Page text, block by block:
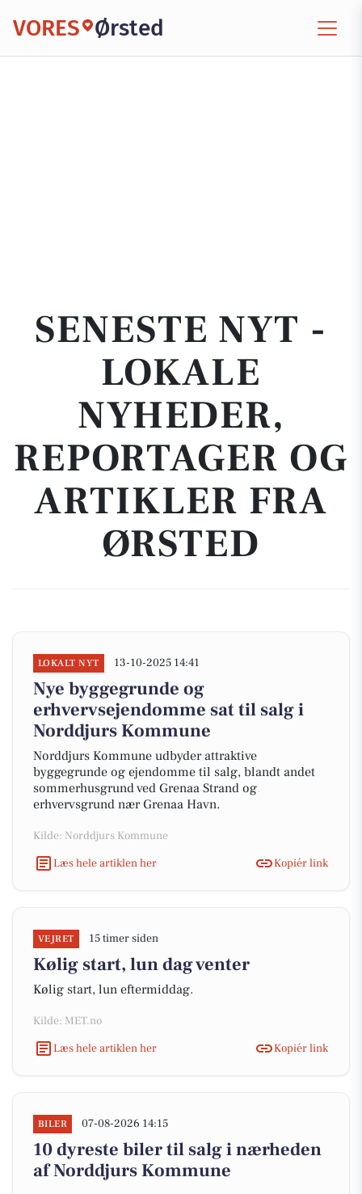
VORES Ørsted
SENESTE NYT -
LOKALE
NYHEDER,
REPORTAGER OG
ARTIKLER FRA
ØRSTED
LOKALT NYT 13-10-2025 14:41
Nye byggegrunde og
erhvervsejendomme sat til salg i
Norddjurs Kommune
Norddjurs Kommune udbyder attraktive
byggegrunde og ejendomme til salg, blandt andet
sommerhusgrund ved Grenaa Strand og
erhvervsgrund nær Grenaa Havn.
Kilde: Norddjurs Kommune
Læs hele artiklen her
Kopiér link
VEJRET 15 timer siden
Kølig start, lun dag venter
Kølig start, lun eftermiddag.
Kilde: MET.no
Læs hele artiklen her
Kopiér link
BILER 07-08-2026 14:15
10 dyreste biler til salg i nærheden
af Norddjurs Kommune